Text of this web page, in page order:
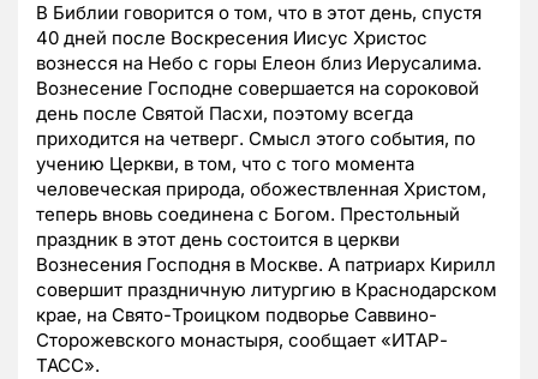
В Библии говорится о том, что в этот день, спустя
40 дней после Воскресения Иисус Христос
вознесся на Небо с горы Елеон близ Иерусалима.
Вознесение Господне совершается на сороковой
день после Святой Пасхи, поэтому всегда
приходится на четверг. Смысл этого события, по
учению Церкви, в том, что с того момента
человеческая природа, обожествленная Христом,
теперь вновь соединена с Богом. Престольный
праздник в этот день состоится в церкви
Вознесения Господня в Москве. А патриарх Кирилл
совершит праздничную литургию в Краснодарском
крае, на Свято-Троицком подворье Саввино-
Сторожевского монастыря, сообщает «ИТАР-
ТАСС».